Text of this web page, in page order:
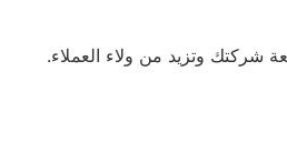
شركتك وتزيد من ولاء العملاء.